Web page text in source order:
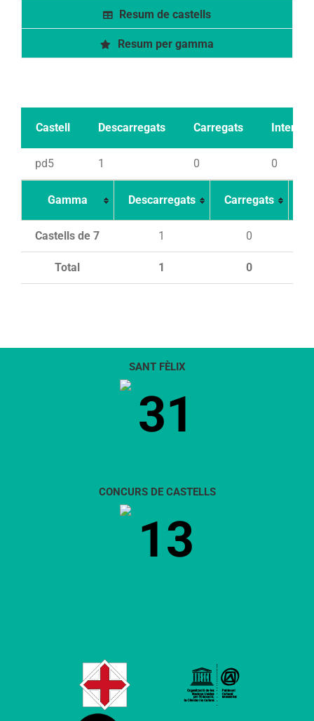
Resum de castells
Resum per gamma
Castell Descarregats Carregats Intents
pd5 1 0 0
Gamma Descarregats Carregats
Total 1 0
Castells de 7 1 0
SANT FÈLIX
31
CONCURS DE CASTELLS
13